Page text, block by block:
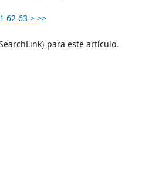
62 63 > >>
para este artículo.